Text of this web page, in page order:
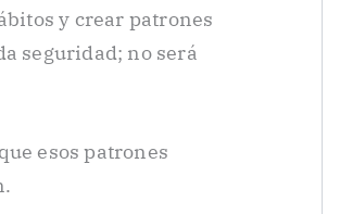
y crear patrones
seguridad; no será
esos patrones